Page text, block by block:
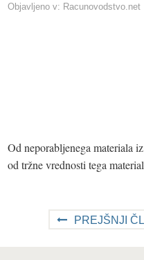
Objavljeno v: Racunovodstvo.net
Od neporabljenega materiala iz
od tržne vrednosti tega
PREJŠNJI